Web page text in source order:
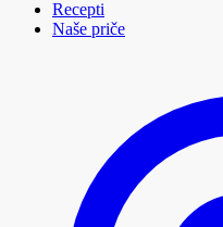
Recepti
Naše priče